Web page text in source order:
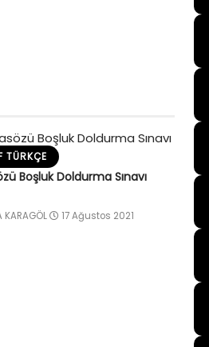
TÜRKÇE
Boşluk Doldurma Sınavı
KARAGÖL 17 Ağustos 2021